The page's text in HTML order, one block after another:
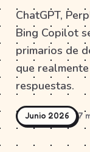
ChatGPT,
Bing Copilot
primarios de
que
respuestas.
Junio 2026 7